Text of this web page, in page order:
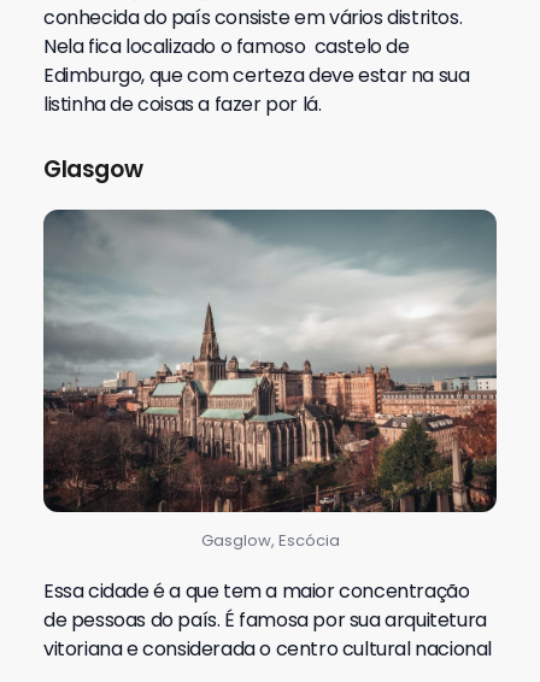
conhecida do país consiste em vários distritos.
Nela fica localizado o famoso castelo de
Edimburgo, que com certeza deve estar na sua
listinha de coisas a fazer por lá.
Glasgow
Gasglow, Escócia
Essa cidade é a que tem a maior concentração
de pessoas do país. É famosa por sua arquitetura
vitoriana e considerada o centro cultural nacional